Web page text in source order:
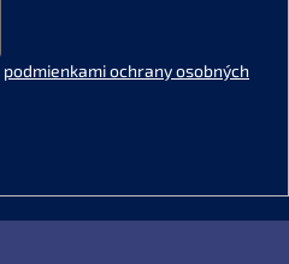
podmienkami ochrany osobných